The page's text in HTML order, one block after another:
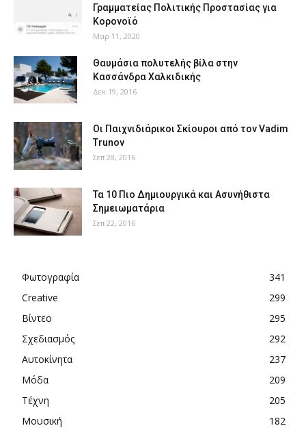
Γραμματείας Πολιτικής Προστασίας για
Κορονοϊό
Μαρ 11, 2020
Θαυμάσια πολυτελής βίλα στην
Κασσάνδρα Χαλκιδικής
Δεκ 19, 2016
Οι Παιχνιδιάρικοι Σκίουροι από τον Vadim
Trunov
Σεπ 28, 2016
Τα 10 Πιο Δημιουργικά και Ασυνήθιστα
Σημειωματάρια
Σεπ 22, 2016
Φωτογραφία
341
Creative
299
Βίντεο
295
Σχεδιασμός
292
Αυτοκίνητα
237
Μόδα
209
Τέχνη
205
Μουσική
182